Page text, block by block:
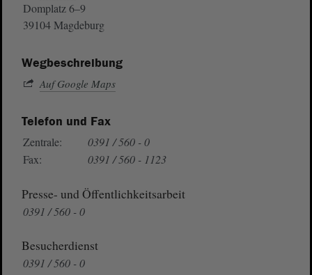
Domplatz 6–9
39104 Magdeburg
Wegbeschreibung
Auf Google Maps
Telefon und Fax
Zentrale:
0391 / 560 - 0
Fax:
0391 / 560 - 1123
Presse- und Öffentlichkeitsarbeit
0391 / 560 - 0
Besucherdienst
0391 / 560 - 0